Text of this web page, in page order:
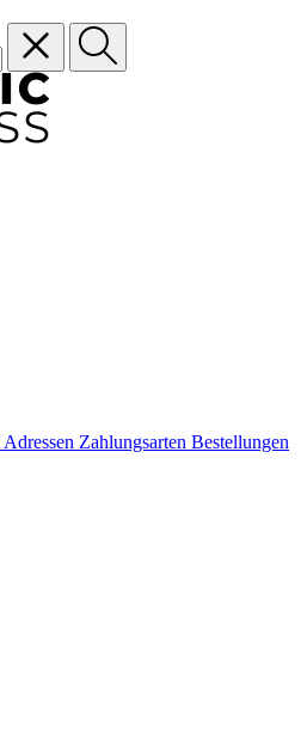
Adressen Zahlungsarten Bestellungen